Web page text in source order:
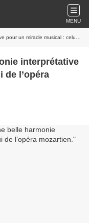
MENU
musical : celui de l’opéra mozartien.
interprétative
de l’opéra